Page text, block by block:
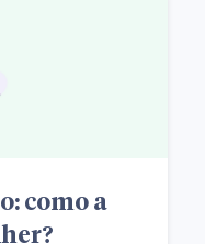
como a